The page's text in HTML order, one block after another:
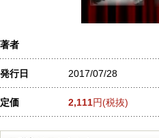
著者
発行日 2017/07/28
定価 2,111円(税抜)